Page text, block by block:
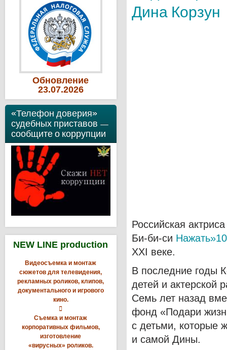
Обновление
23.07.2026
«Телефон доверия»
судебных приставов —
сообщите о коррупции
NEW LINE production
Видеосъемка и монтаж
сюжетов для телевидения,
рекламных роликов, клипов,
документального и игрового
кино.

Съемка и монтаж
корпоративных фильмов,
изготовление
«вирусных» роликов.
Дина Корзун
Российская
Би-би-си
XXI веке.
В последние годы
детей и актерской
Семь лет назад
фонд «Подари
с детьми, которые
и самой Дины.